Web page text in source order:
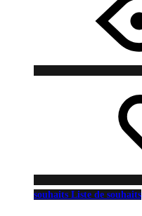
souhaits Liste de souhaits